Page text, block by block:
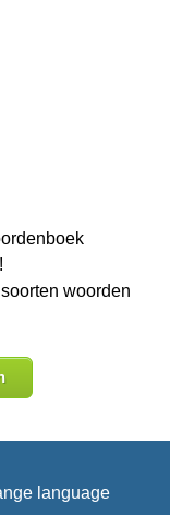
woorden
language